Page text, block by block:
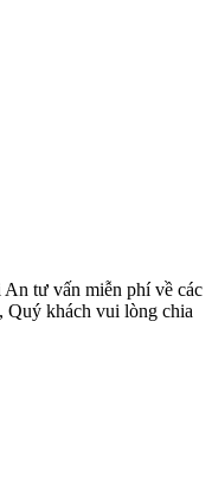
tư vấn miễn phí về các
Quý khách vui lòng chia